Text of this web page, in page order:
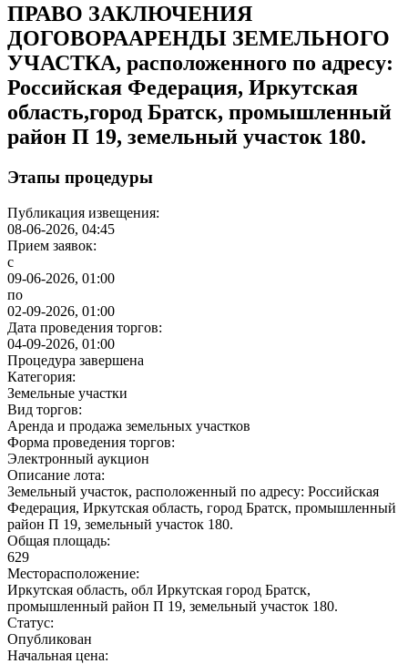
ПРАВО ЗАКЛЮЧЕНИЯ
ДОГОВОРААРЕНДЫ ЗЕМЕЛЬНОГО
УЧАСТКА, расположенного по адресу:
Российская Федерация, Иркутская
область,город Братск, промышленный
район П 19, земельный участок 180.
Этапы процедуры
Публикация извещения:
08-06-2026, 04:45
Прием заявок:
с
09-06-2026, 01:00
по
02-09-2026, 01:00
Дата проведения торгов:
04-09-2026, 01:00
Процедура завершена
Категория:
Земельные участки
Вид торгов:
Аренда и продажа земельных участков
Форма проведения торгов:
Электронный аукцион
Описание лота:
Земельный участок, расположенный по адресу: Российская
Федерация, Иркутская область, город Братск, промышленный
район П 19, земельный участок 180.
Общая площадь:
629
Месторасположение:
Иркутская область, обл Иркутская город Братск,
промышленный район П 19, земельный участок 180.
Статус:
Опубликован
Начальная цена: